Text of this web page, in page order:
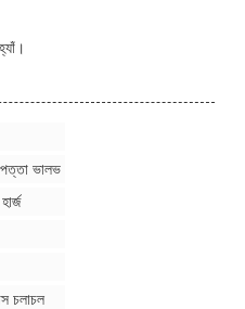
হ্যাঁ।
ভালভ
চলাচল